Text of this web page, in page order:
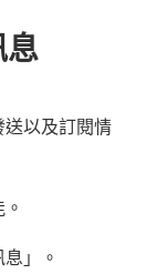
以及訂閱情
」。